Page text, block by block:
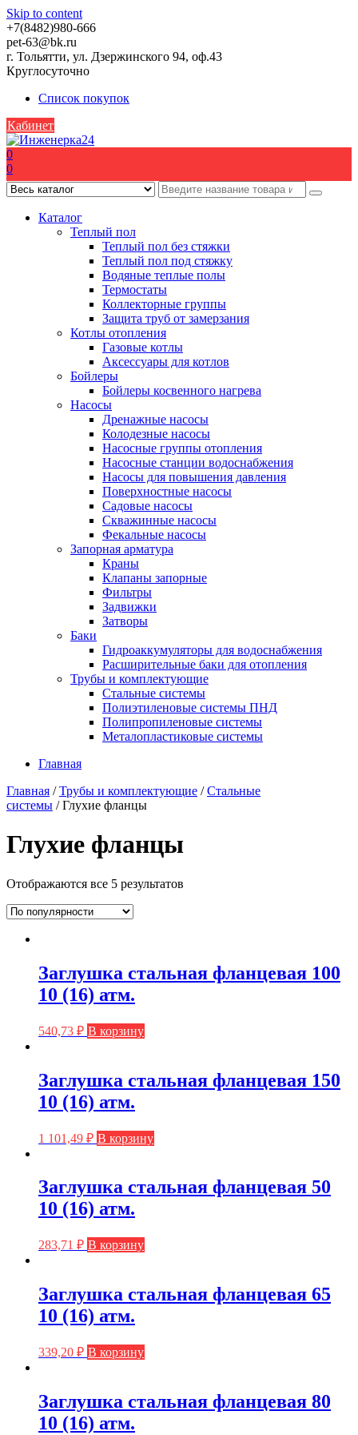
Skip to content
+7(8482)980-666
pet-63@bk.ru
г. Тольятти, ул. Дзержинского 94, оф.43
Круглосуточно
Список покупок
Кабинет
0
0
Каталог
Теплый пол
Теплый пол без стяжки
Теплый пол под стяжку
Водяные теплые полы
Термостаты
Коллекторные группы
Защита труб от замерзания
Котлы отопления
Газовые котлы
Аксессуары для котлов
Бойлеры
Бойлеры косвенного нагрева
Насосы
Дренажные насосы
Колодезные насосы
Насосные группы отопления
Насосные станции водоснабжения
Насосы для повышения давления
Поверхностные насосы
Садовые насосы
Скважинные насосы
Фекальные насосы
Запорная арматура
Краны
Клапаны запорные
Фильтры
Задвижки
Затворы
Баки
Гидроаккумуляторы для водоснабжения
Расширительные баки для отопления
Трубы и комплектующие
Стальные системы
Полиэтиленовые системы ПНД
Полипропиленовые системы
Металопластиковые системы
Главная
Главная /Трубы и комплектующие /Стальные
системы / Глухие фланцы
Глухие фланцы
Отображаются все 5 результатов
Заглушка стальная фланцевая 100
10 (16) атм.
540,73 ₽ В корзину
Заглушка стальная фланцевая 150
10 (16) атм.
1 101,49 ₽ В корзину
Заглушка стальная фланцевая 50
10 (16) атм.
283,71 ₽ В корзину
Заглушка стальная фланцевая 65
10 (16) атм.
339,20 ₽ В корзину
Заглушка стальная фланцевая 80
10 (16) атм.